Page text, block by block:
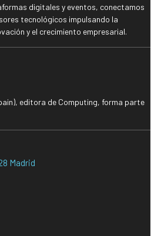
digitales y eventos, conectamos
tecnológicos impulsando la
y el crecimiento empresarial.
editora de Computing, forma parte
Madrid